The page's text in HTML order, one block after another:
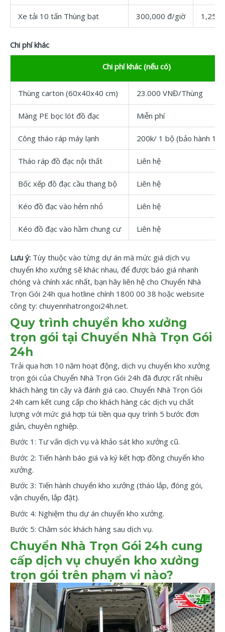
Xe tải 10 tấn Thùng bạt 300,000 đ/giờ
Chi phí khác
Chi phí khác (nếu có)
Thùng carton (60x40x40 cm) 23.000 VNĐ/Thùng
Màng PE bọc lót đồ đạc Miễn phí
Công tháo ráp máy lạnh 200k/ 1 bộ (bảo hành 1
Tháo ráp đồ đạc nội thất Liên hệ
Bốc xếp đồ đạc cầu thang bộ Liên hệ
Kéo đồ đạc vào hẻm nhỏ Liên hệ
Kéo đồ đạc vào hầm chung cư Liên hệ
Lưu ý: Tùy thuộc vào từng dự án mà mức giá dịch vụ
chuyển kho xưởng sẽ khác nhau, để được báo giá nhanh
chóng và chính xác nhất, bạn hãy liên hệ cho Chuyển Nhà
Trọn Gói 24h qua hotline chính 1800 00 38 hoặc website
công ty: chuyennhatrongoi24h.net.
Quy trình chuyển kho xưởng
trọn gói tại Chuyển Nhà Trọn Gói
24h
Trải qua hơn 10 năm hoạt động, dịch vụ chuyển kho xưởng
trọn gói của Chuyển Nhà Trọn Gói 24h đã được rất nhiều
khách hàng tin cậy và đánh giá cao. Chuyển Nhà Trọn Gói
24h cam kết cung cấp cho khách hàng các dịch vụ chất
lượng với mức giá hợp túi tiền qua quy trình 5 bước đơn
giản, chuyên nghiệp.
Bước 1: Tư vấn dịch vụ và khảo sát kho xưởng cũ.
Bước 2: Tiến hành báo giá và ký kết hợp đồng chuyển kho
xưởng.
Bước 3: Tiến hành chuyển kho xưởng (tháo lắp, đóng gói,
vận chuyển, lắp đặt).
Bước 4: Nghiệm thu dự án chuyển kho xưởng.
Bước 5: Chăm sóc khách hàng sau dịch vụ.
Chuyển Nhà Trọn Gói 24h cung
cấp dịch vụ chuyển kho xưởng
trọn gói trên phạm vi nào?